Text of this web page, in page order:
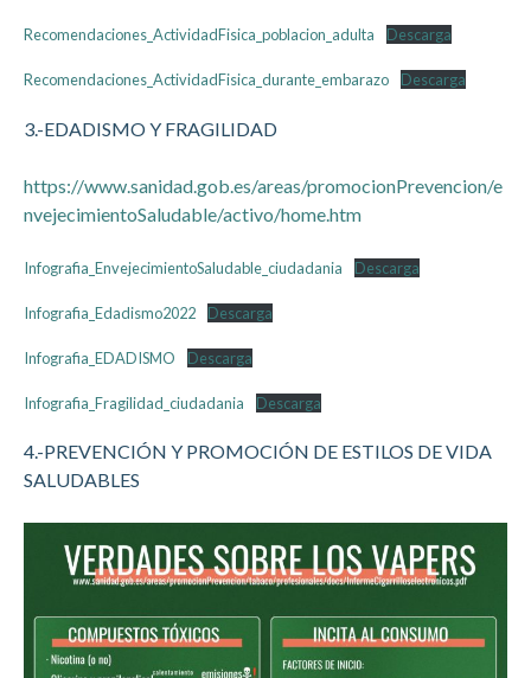
Recomendaciones_ActividadFisica_poblacion_adulta Descarga
Recomendaciones_ActividadFisica_durante_embarazo Descarga
3.-EDADISMO Y FRAGILIDAD
https://www.sanidad.gob.es/areas/promocionPrevencion/e
nvejecimientoSaludable/activo/home.htm
Infografia_EnvejecimientoSaludable_ciudadania Descarga
Infografia_Edadismo2022 Descarga
Infografia_EDADISMO Descarga
Infografia_Fragilidad_ciudadania Descarga
4.-PREVENCIÓN Y PROMOCIÓN DE ESTILOS DE VIDA
SALUDABLES